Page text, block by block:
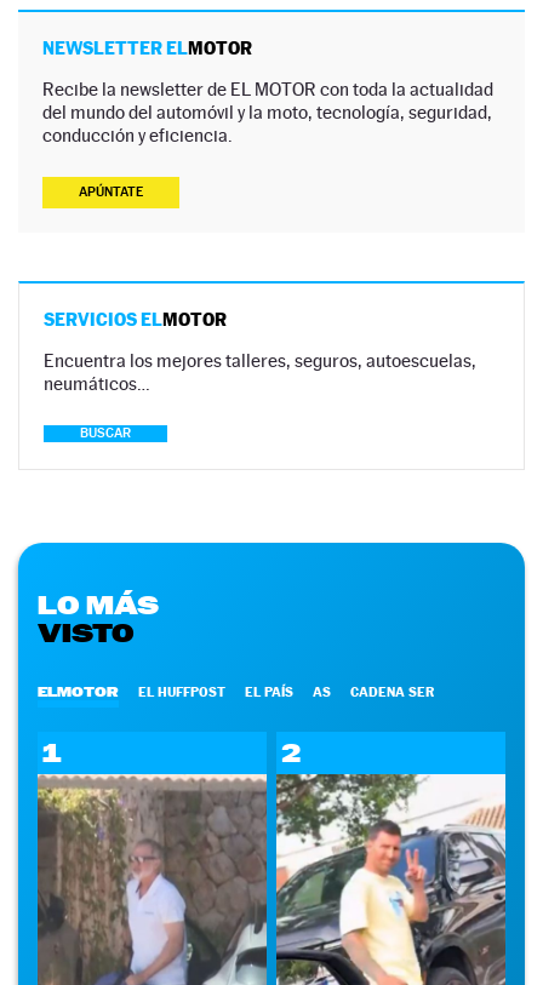
NEWSLETTER ELMOTOR
Recibe la newsletter de EL MOTOR con toda la actualidad
del mundo del automóvil y la moto, tecnología, seguridad,
conducción y eficiencia.
APÚNTATE
SERVICIOS ELMOTOR
Encuentra los mejores talleres, seguros, autoescuelas,
neumáticos…
BUSCAR
LO MÁS
VISTO
ELMOTOR EL HUFFPOST EL PAÍS AS CADENA SER
1 2